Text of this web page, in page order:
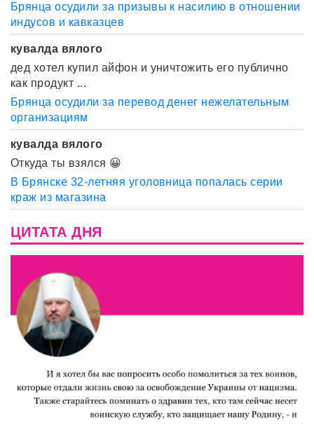
Брянца осудили за призывы к насилию в отношении
индусов и кавказцев
кувалда вялого
дед хотел купил айфон и уничтожить его публично
как продукт ...
Брянца осудили за перевод денег нежелательным
организациям
кувалда вялого
Откуда ты взялся 😀
В Брянске 32-летняя уголовница попалась серии
краж из магазина
ЦИТАТА ДНЯ